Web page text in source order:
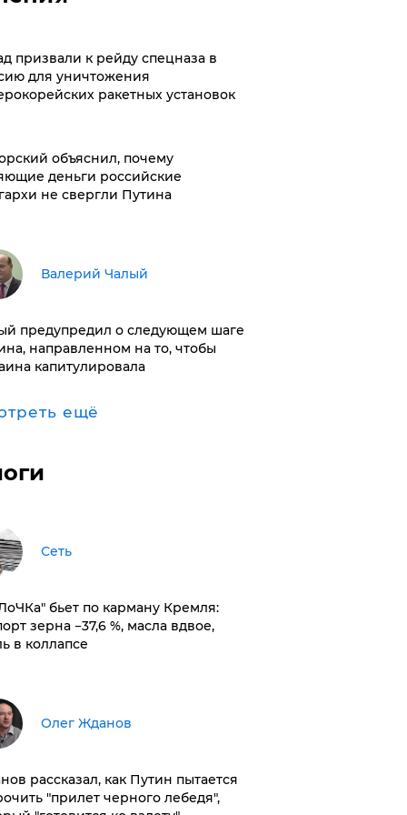
призвали к рейду спецназа в
для уничтожения
ракетных установок
объяснил, почему
деньги российские
не свергли Путина
Валерий Чалый
предупредил о следующем шаге
направленном на то, чтобы
капитулировала
ещё
Сеть
бьет по карману Кремля:
зерна −37,6 %, масла вдвое,
в коллапсе
Олег Жданов
рассказал, как Путин пытается
"прилет черного лебедя",